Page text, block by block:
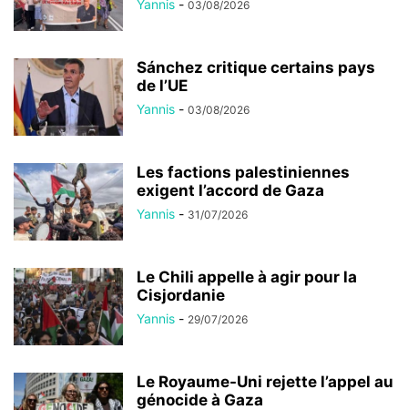
Yannis - 03/08/2026
Sánchez critique certains pays
de l’UE
Yannis - 03/08/2026
Les factions palestiniennes
exigent l’accord de Gaza
Yannis - 31/07/2026
Le Chili appelle à agir pour la
Cisjordanie
Yannis - 29/07/2026
Le Royaume-Uni rejette l’appel au
génocide à Gaza